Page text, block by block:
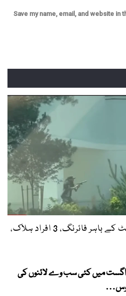
Save my name, email, and website in
امریکا: فاسٹ فوڈ ریسٹورنٹ کے باہر فائرنگ، 3 افراد ہلاک،
اگست میں کئی سب وے لائنوں کی